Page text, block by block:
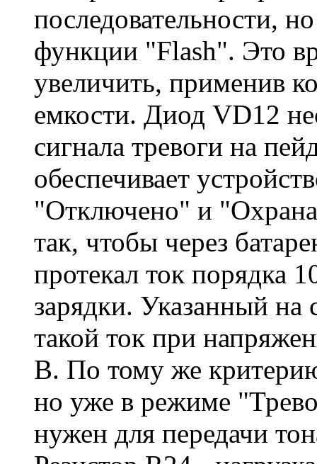
последовательности,
функции "Flash". Это
увеличить, применив
емкости. Диод VD12
сигнала тревоги на
обеспечивает
"Отключено" и
так, чтобы через
протекал ток порядка
зарядки. Указанный на
такой ток при
В. По тому же
но уже в режиме
нужен для передачи